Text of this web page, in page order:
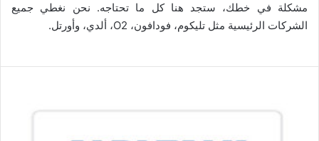
مشكلة في خطك، ستجد هنا كل ما تحتاجه. نحن نغطي جميع
الشركات الرئيسية مثل تليكوم، فودافون، O2، ألدي، وأورتل.